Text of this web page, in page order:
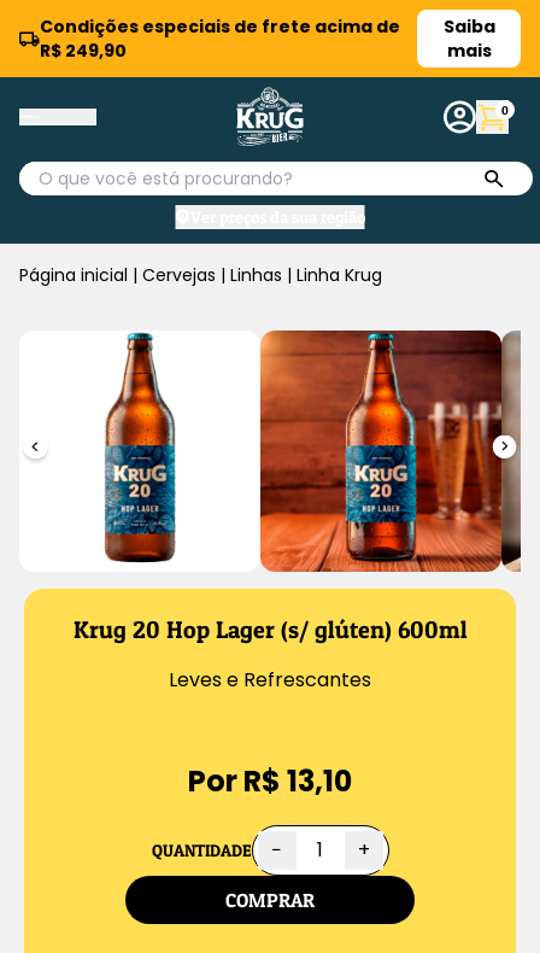
Condições especiais de frete acima de
R$ 249,90
Saiba
mais
Ver preços da sua região
0
Página inicial | Cervejas | Linhas | Linha Krug
Krug 20 Hop Lager (s/ glúten) 600ml
Leves e Refrescantes
Por R$ 13,10
QUANTIDADE − +
COMPRAR